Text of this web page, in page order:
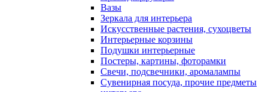
Вазы
Зеркала для интерьера
Искусственные растения, сухоцветы
Интерьерные корзины
Подушки интерьерные
Постеры, картины, фоторамки
Свечи, подсвечники, аромалампы
Сувенирная посуда, прочие предметы